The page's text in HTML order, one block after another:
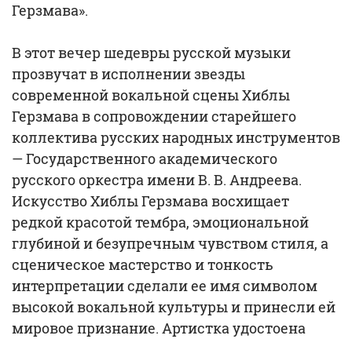
Герзмава».
В этот вечер шедевры русской музыки
прозвучат в исполнении звезды
современной вокальной сцены Хиблы
Герзмава в сопровождении старейшего
коллектива русских народных инструментов
— Государственного академического
русского оркестра имени В. В. Андреева.
Искусство Хиблы Герзмава восхищает
редкой красотой тембра, эмоциональной
глубиной и безупречным чувством стиля, а
сценическое мастерство и тонкость
интерпретации сделали ее имя символом
высокой вокальной культуры и принесли ей
мировое признание. Артистка удостоена